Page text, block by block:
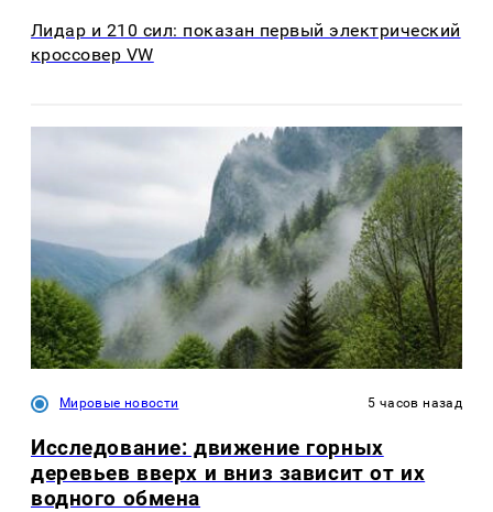
Лидар и 210 сил: показан первый электрический
кроссовер VW
Мировые новости 5 часов назад
Исследование: движение горных
деревьев вверх и вниз зависит от их
водного обмена